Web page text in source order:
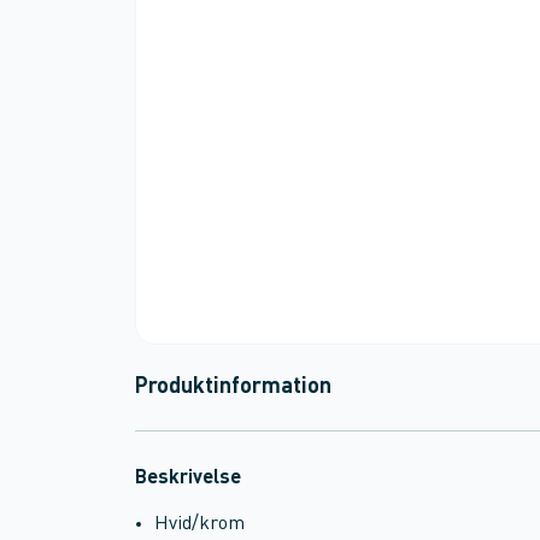
Produktinformation
Beskrivelse
Hvid/krom